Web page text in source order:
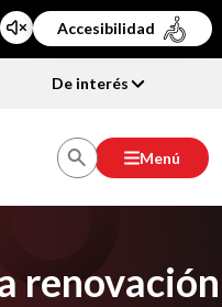
Accesibilidad
De interés
Menú
renovación